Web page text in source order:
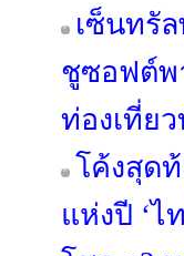
เซ็นทรั
ชูซอฟต์พ
ท่องเที่ย
โค้งสุด
แห่งปี ‘ไ